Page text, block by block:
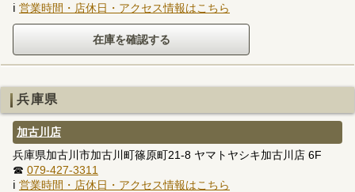
ℹ 営業時間・店休日・アクセス情報はこちら
兵庫県
加古川店
兵庫県加古川市加古川町篠原町21-8 ヤマトヤシキ加古川店 6F
☎ 079-427-3311
ℹ 営業時間・店休日・アクセス情報はこちら